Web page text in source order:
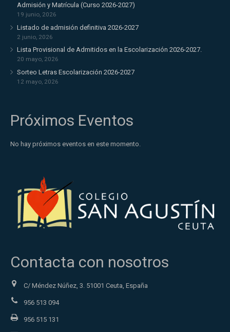
Admisión y Matrícula (Curso 2026-2027)
19 junio, 2026
Listado de admisión definitiva 2026-2027
2 junio, 2026
Lista Provisional de Admitidos en la Escolarización 2026-2027.
20 mayo, 2026
Sorteo Letras Escolarización 2026-2027
12 mayo, 2026
Próximos Eventos
No hay próximos eventos en este momento.
Contacta con nosotros
C/ Méndez Núñez, 3. 51001 Ceuta, España
956 513 094
956 515 131